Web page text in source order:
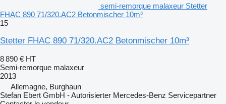
semi-remorque malaxeur Stetter
FHAC 890 71/320.AC2 Betonmischer 10m³
15
Stetter FHAC 890 71/320.AC2 Betonmischer 10m³
8 890 € HT
Semi-remorque malaxeur
2013
Allemagne, Burghaun
Stefan Ebert GmbH - Autorisierter Mercedes-Benz Servicepartner